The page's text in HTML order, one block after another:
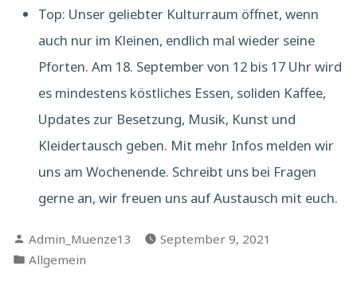
Top: Unser geliebter Kulturraum öffnet, wenn
auch nur im Kleinen, endlich mal wieder seine
Pforten. Am 18. September von 12 bis 17 Uhr wird
es mindestens köstliches Essen, soliden Kaffee,
Updates zur Besetzung, Musik, Kunst und
Kleidertausch geben. Mit mehr Infos melden wir
uns am Wochenende. Schreibt uns bei Fragen
gerne an, wir freuen uns auf Austausch mit euch.
Verfasst
von
Admin_Muenze13
September 9, 2021
Veröffentlicht
Allgemein